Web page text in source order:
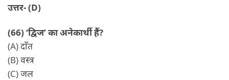
उत्तर- (D)
(66) ‘द्विज’ का अनेकार्थी हैं?
(A) दाँत
(B) वस्त्र
(C) जल